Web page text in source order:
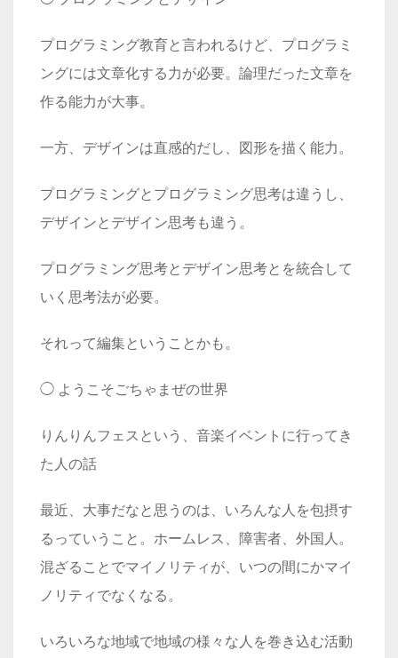
プログラミング教育と言われるけど、プログラミ
ングには文章化する力が必要。論理だった文章を
作る能力が大事。
一方、デザインは直感的だし、図形を描く能力。
プログラミングとプログラミング思考は違うし、
デザインとデザイン思考も違う。
プログラミング思考とデザイン思考とを統合して
いく思考法が必要。
それって編集ということかも。
◯ ようこそごちゃまぜの世界
りんりんフェスという、音楽イベントに行ってき
た人の話
最近、大事だなと思うのは、いろんな人を包摂す
るっていうこと。ホームレス、障害者、外国人。
混ざることでマイノリティが、いつの間にかマイ
ノリティでなくなる。
いろいろな地域で地域の様々な人を巻き込む活動